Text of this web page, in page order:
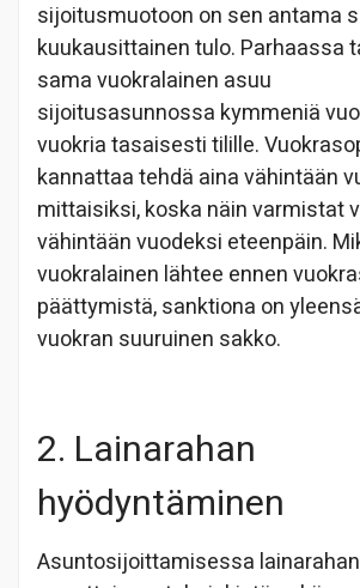
sijoitusmuotoon on sen antama
kuukausittainen tulo. Parhaassa
sama vuokralainen asuu
sijoitusasunnossa kymmeniä
vuokria tasaisesti tilille.
kannattaa tehdä aina vähintään
mittaisiksi, koska näin varmistat
vähintään vuodeksi eteenpäin.
vuokralainen lähtee ennen
päättymistä, sanktiona on
vuokran suuruinen sakko.
2. Lainarahan
hyödyntäminen
Asuntosijoittamisessa